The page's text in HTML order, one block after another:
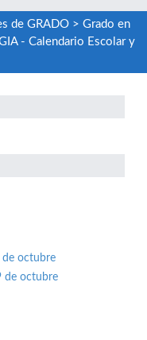
de GRADO> Grado en
- Calendario Escolar y
de octubre
de octubre